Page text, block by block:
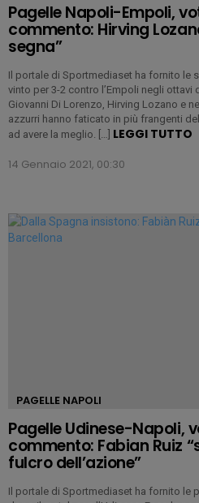
Pagelle Napoli-Empoli,
commento: Hirving
segna”
Il portale di Sportmediaset ha fornito le
vinto per 3-2 contro l’Empoli negli ottavi
Giovanni Di Lorenzo, Hirving Lozano e
azzurri hanno faticato in più frangenti
ad avere la meglio. […] LEGGI TUTTO
14 Gennaio 2021, 00:30
PAGELLE NAPOLI
Pagelle Udinese-Napoli,
commento: Fabian Ruiz
fulcro dell’azione”
Il portale di Sportmediaset ha fornito le